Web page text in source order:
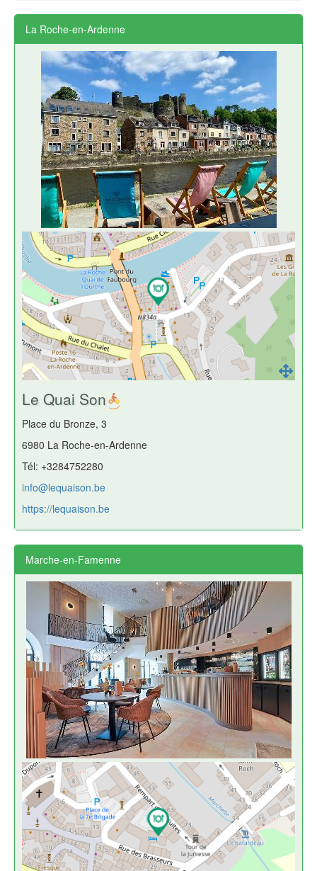
La Roche-en-Ardenne
Le Quai Son
Place du Bronze, 3
6980 La Roche-en-Ardenne
Tél: +3284752280
info@lequaison.be
https://lequaison.be
Marche-en-Famenne